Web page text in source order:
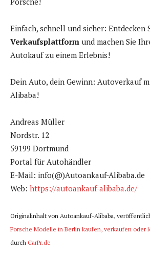
Einfach, schnell und sicher: Entdecken
Verkaufsplattform und machen Sie
Autokauf zu einem Erlebnis!
Dein Auto, dein Gewinn: Autoverkauf
Alibaba!
Andreas Müller
Nordstr. 12
59199 Dortmund
Portal für Autohändler
E-Mail: info(@)Autoankauf-Alibaba.de
Web: https://autoankauf-alibaba.de/
Originalinhalt von Autoankauf-Alibaba,
Porsche Modelle in Berlin kaufen, verkaufen oder
durch CarPr.de